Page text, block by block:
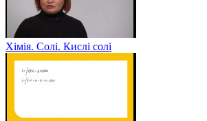
Хімія. Солі. Кислі солі